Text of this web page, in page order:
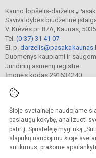
Šioje svetainėje naudojame
paslaugų kokybę, analizuoti
patirtį. Spustelėję mygtuką
slapukų naudojimu šioje
sutikimus, prašome apsilankyti
Kauno lopšelis-darželis
Savivaldybės biudžetinė
V. Krėvės pr. 87A, Kaunas,
Tel. (0 37) 31 41 07
El. p.
Duomenys kaupiami ir
Juridinių asmenų registre
Įmonės kodas 291634240
© 2022. Kauno lopšelis-
Kopijuoti turinį be raštiško
Prieinamumo
Sumanus būdas